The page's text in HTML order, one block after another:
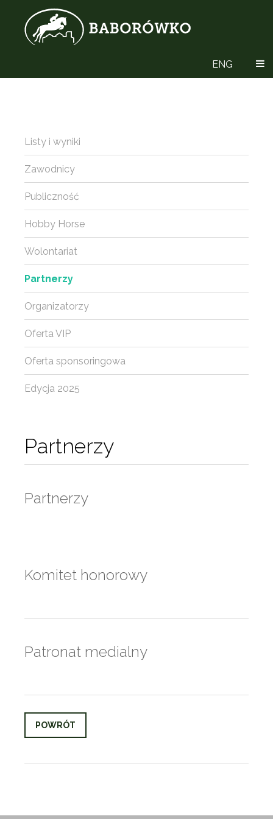
ENG
Partnerzy
Partnerzy
Komitet honorowy
Patronat medialny
POWRÓT
Listy i wyniki
Zawodnicy
Publiczność
Hobby Horse
Wolontariat
Partnerzy
Organizatorzy
Oferta VIP
Oferta sponsoringowa
Edycja 2025